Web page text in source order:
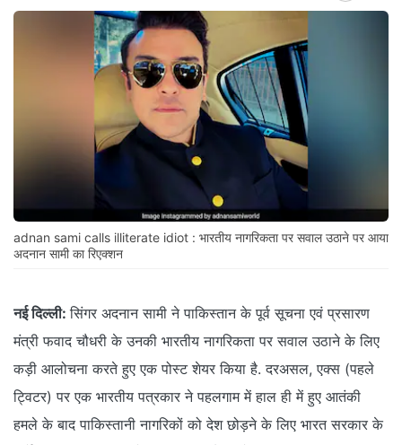
adnan sami calls illiterate idiot : भारतीय नागरिकता पर सवाल उठाने पर आया
अदनान सामी का रिएक्शन
नई दिल्ली: सिंगर अदनान सामी ने पाकिस्तान के पूर्व सूचना एवं प्रसारण
मंत्री फवाद चौधरी के उनकी भारतीय नागरिकता पर सवाल उठाने के लिए
कड़ी आलोचना करते हुए एक पोस्ट शेयर किया है. दरअसल, एक्स (पहले
ट्विटर) पर एक भारतीय पत्रकार ने पहलगाम में हाल ही में हुए आतंकी
हमले के बाद पाकिस्तानी नागरिकों को देश छोड़ने के लिए भारत सरकार के